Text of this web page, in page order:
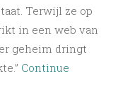
Terwijl ze op
in een web van
geheim dringt
Continue